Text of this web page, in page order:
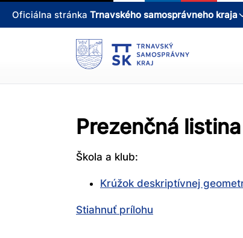
Oficiálna stránka Trnavského samosprávneho kraja
Prezenčná
Škola a klub:
Krúžok deskriptívnej
Stiahnuť prílohu